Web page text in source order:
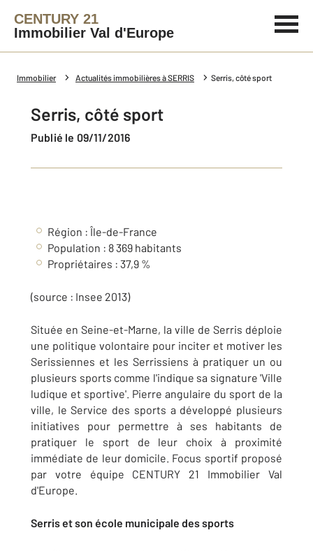
CENTURY 21
Immobilier Val d'Europe
Immobilier Actualités immobilières à SERRIS Serris, côté sport
Serris, côté sport
Publié le 09/11/2016
Région : Île-de-France
Population : 8 369 habitants
Propriétaires : 37,9 %
(source : Insee 2013)
Située en Seine-et-Marne, la ville de Serris déploie
une politique volontaire pour inciter et motiver les
Serissiennes et les Serrissiens à pratiquer un ou
plusieurs sports comme l'indique sa signature 'Ville
ludique et sportive'. Pierre angulaire du sport de la
ville, le Service des sports a développé plusieurs
initiatives pour permettre à ses habitants de
pratiquer le sport de leur choix à proximité
immédiate de leur domicile. Focus sportif proposé
par votre équipe CENTURY 21 Immobilier Val
d'Europe.
Serris et son école municipale des sports